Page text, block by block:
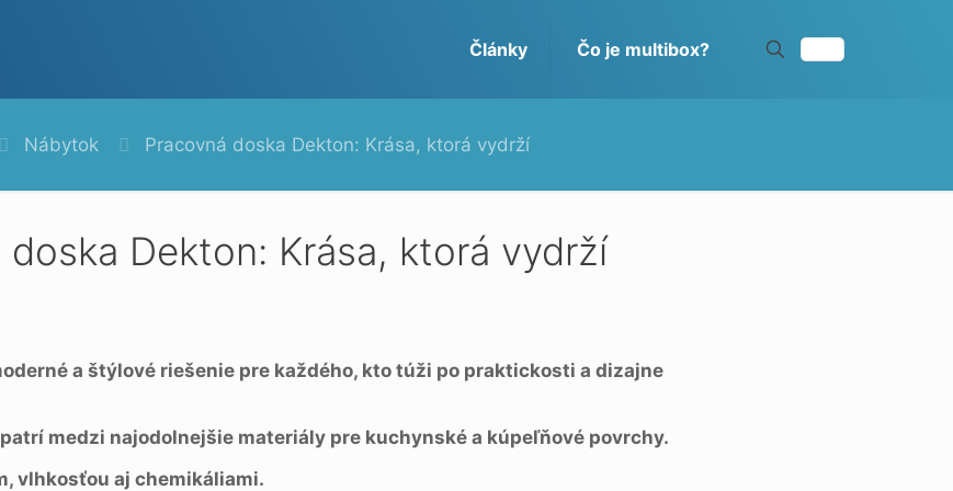
Články Čo je multibox?
Nábytok Pracovná doska Dekton: Krása, ktorá vydrží
doska Dekton: Krása, ktorá vydrží
a štýlové riešenie pre každého, kto túži po praktickosti a dizajne
medzi najodolnejšie materiály pre kuchynské a kúpeľňové povrchy.
vlhkosťou aj chemikáliami.